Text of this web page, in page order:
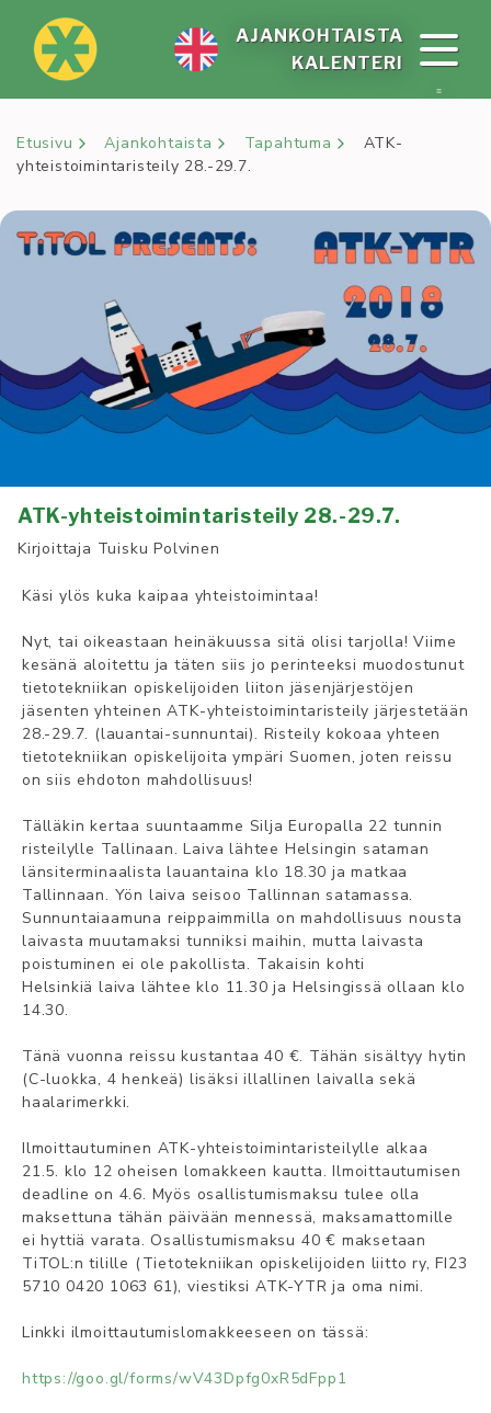
sisältöön
KA­LEN­TE­RI
AJAN­KOH­TAIS­TA
Etusivu Ajankohtaista Tapahtuma
ATK-
yhteistoimintaristeily 28.-29.7.
ATK-yhteistoimintaristeily 28.-29.7.
Kirjoittaja Tuisku Polvinen
Käsi ylös kuka kaipaa yhteistoimintaa!
Nyt, tai oikeastaan heinäkuussa sitä olisi tarjolla! Viime
kesänä aloitettu ja täten siis jo perinteeksi muodostunut
tietotekniikan opiskelijoiden liiton jäsenjärjestöjen
jäsenten yhteinenATK-yhteistoimintaristeily järjestetään
28.-29.7. (lauantai-sunnuntai). Risteily kokoaa yhteen
tietotekniikan opiskelijoita ympäri Suomen, joten reissu
on siis ehdoton mahdollisuus!
Tälläkin kertaa suuntaamme Silja Europalla 22 tunnin
risteilylle Tallinaan. Laiva lähtee Helsingin sataman
länsiterminaalista lauantaina klo 18.30 ja matkaa
Tallinnaan. Yön laiva seisoo Tallinnan satamassa.
Sunnuntaiaamuna reippaimmilla on mahdollisuus nousta
laivasta muutamaksi tunniksi maihin, mutta laivasta
poistuminen ei ole pakollista. Takaisin kohti
Helsinkiä laiva lähtee klo 11.30 ja Helsingissä ollaan klo
14.30.
Tänä vuonna reissu kustantaa 40 €. Tähän sisältyy hytin
(C-luokka, 4 henkeä) lisäksi illallinen laivalla sekä
haalarimerkki.
Ilmoittautuminen ATK-yhteistoimintaristeilylle alkaa
21.5. klo 12 oheisen lomakkeen kautta. Ilmoittautumisen
deadline on 4.6. Myös osallistumismaksu tulee olla
maksettuna tähän päivään mennessä, maksamattomille
ei hyttiä varata. Osallistumismaksu 40 € maksetaan
TiTOL:n tilille (Tietotekniikan opiskelijoiden liitto ry, FI23
5710 0420 1063 61), viestiksiATK-YTR ja oma nimi.
Linkki ilmoittautumislomakkeeseen on tässä:
https://goo.gl/forms/wV43Dpfg0xR5dFpp1